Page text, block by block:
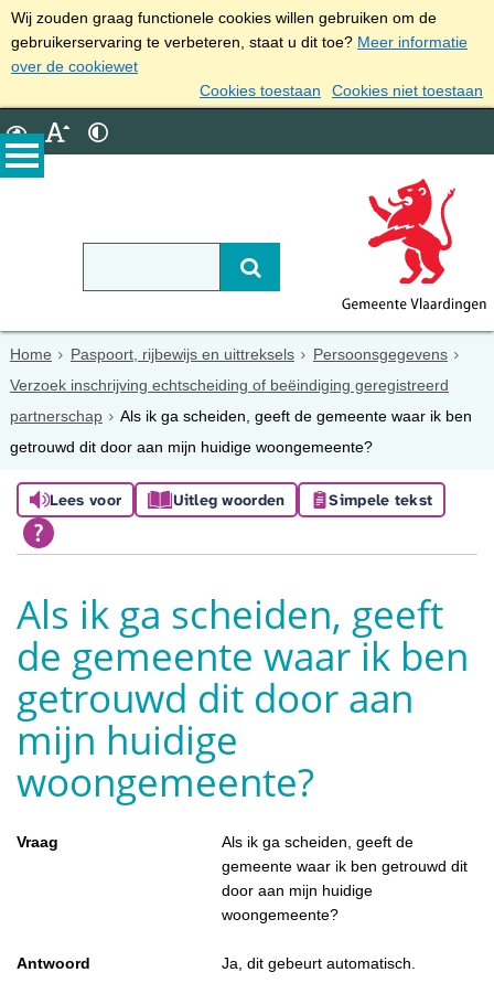
Wij zouden graag functionele cookies willen gebruiken om de
gebruikerservaring te verbeteren, staat u dit toe? Meer informatie
over de cookiewet
Cookies toestaan
Cookies niet toestaan
Home Paspoort, rijbewijs en uittreksels
Persoonsgegevens
Verzoek inschrijving echtscheiding of beëindiging geregistreerd
partnerschap
Als ik ga scheiden, geeft de gemeente waar ik ben
getrouwd dit door aan mijn huidige woongemeente?
Lees voor Uitleg woorden Simpele tekst
Als ik ga scheiden, geeft
de gemeente waar ik ben
getrouwd dit door aan
mijn huidige
woongemeente?
Vraag
Als ik ga scheiden, geeft de
gemeente waar ik ben getrouwd dit
door aan mijn huidige
woongemeente?
Antwoord Ja, dit gebeurt automatisch.